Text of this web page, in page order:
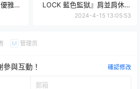
雅的
！
LOCK 藍色監獄』肩並肩休息
的五號樓球員們可愛登場！
2024-4-15 13:05:53
M 管理员
與互動！ 確認修改